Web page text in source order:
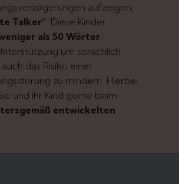
aufzeigen,
Talker“ . Diese Kinder
als 50 Wörter
um sprachlich
das Risiko einer
zu mindern. Hierbei
und ihr Kind gerne beim
entwickelten